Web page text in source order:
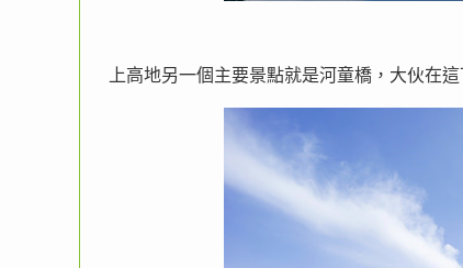
上高地另一個主要景點就是河童橋，大伙在